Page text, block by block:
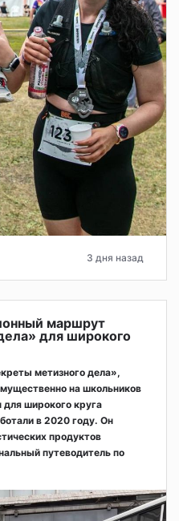
3 дня назад
маршрут
для широкого
метизного дела»,
на школьников
для широкого круга
в 2020 году. Он
продуктов
путеводитель по